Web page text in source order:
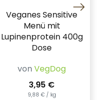
Veganes Sensitive
Menü mit
Lupinenprotein 400g
Dose
von VegDog
3,95 €
9,88 € / kg